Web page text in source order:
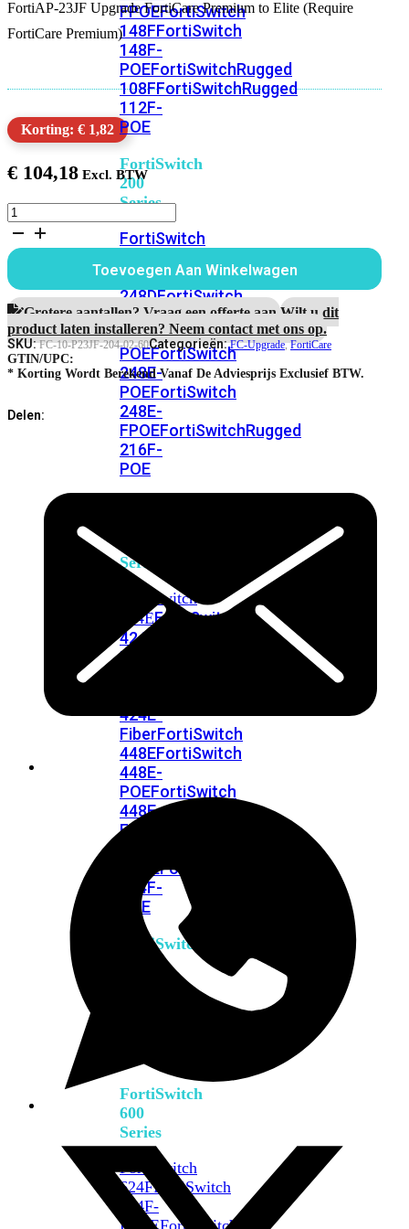
FPOEFortiSwitch
148FFortiSwitch
148F-
POEFortiSwitchRugged
108FFortiSwitchRugged
112F-
POE
FortiSwitch
200
Series
FortiSwitch
FPOEFortiSwitch
248DFortiSwitch
224EFortiswitch
224E-
POEFortiSwitch
248E-
POEFortiSwitch
248E-
FPOEFortiSwitchRugged
216F-
POE
Series
FortiSwitch
424EFortiSwitch
424E-
POE
424E-
FiberFortiSwitch
448EFortiSwitch
448E-
POEFortiSwitch
448E-
FPOE
FPOEFortiSwitchRugged
424F-
POE
FortiSwitch
FortiSwitch
600
Series
FortiSwitch
624FFortiSwitch
624F-
FPOEFortiSwitch
FortiAP-23JF Upgrade FortiCare Premium to Elite (Require
FortiCare Premium)
Korting: € 1,82
€ 104,18
FortiAP-
23JF
jaar
Upgrade
FortiCare
Premium
naar
Elite
Support
aantal
Toevoegen Aan Winkelwagen
Grotere aantallen? Vraag een offerte aan.Wilt u dit
product laten installeren? Neem contact met ons op.
SKU:FC-10-P23JF-204-02-60Categorieën:FC-Upgrade,FortiCare
GTIN/UPC:
* Korting Wordt Berekend Vanaf De Adviesprijs Exclusief BTW.
Delen: